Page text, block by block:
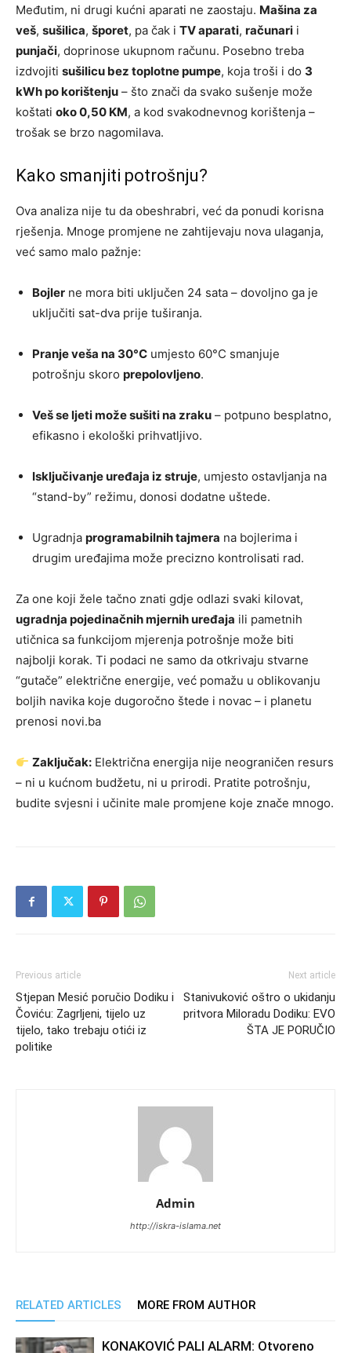
Međutim, ni drugi kućni aparati ne zaostaju. Mašina za
veš, sušilica, šporet, pa čak i TV aparati, računari i
punjači, doprinose ukupnom računu. Posebno treba
izdvojiti sušilicu bez toplotne pumpe, koja troši i do 3
kWh po korištenju – što znači da svako sušenje može
koštati oko 0,50 KM, a kod svakodnevnog korištenja –
trošak se brzo nagomilava.
Kako smanjiti potrošnju?
Ova analiza nije tu da obeshrabri, već da ponudi korisna
rješenja. Mnoge promjene ne zahtijevaju nova ulaganja,
već samo malo pažnje:
Bojler ne mora biti uključen 24 sata – dovoljno ga je
uključiti sat-dva prije tuširanja.
Pranje veša na 30°C umjesto 60°C smanjuje
potrošnju skoro prepolovljeno.
Veš se ljeti može sušiti na zraku – potpuno besplatno,
efikasno i ekološki prihvatljivo.
Isključivanje uređaja iz struje, umjesto ostavljanja na
“stand-by” režimu, donosi dodatne uštede.
Ugradnja programabilnih tajmera na bojlerima i
drugim uređajima može precizno kontrolisati rad.
Za one koji žele tačno znati gdje odlazi svaki kilovat,
ugradnja pojedinačnih mjernih uređaja ili pametnih
utičnica sa funkcijom mjerenja potrošnje može biti
najbolji korak. Ti podaci ne samo da otkrivaju stvarne
“gutače” električne energije, već pomažu u oblikovanju
boljih navika koje dugoročno štede i novac – i planetu
prenosi novi.ba
Zaključak: Električna energija nije neograničen resurs
– ni u kućnom budžetu, ni u prirodi. Pratite potrošnju,
budite svjesni i učinite male promjene koje znače mnogo.
Previous article
Stjepan Mesić poručio Dodiku i
Čoviću: Zagrljeni, tijelo uz
tijelo, tako trebaju otići iz
politike
Next article
Stanivuković oštro o ukidanju
pritvora Miloradu Dodiku: EVO
ŠTA JE PORUČIO
Admin
http://iskra-islama.net
RELATED ARTICLES MORE FROM AUTHOR
KONAKOVIĆ PALI ALARM: Otvoreno